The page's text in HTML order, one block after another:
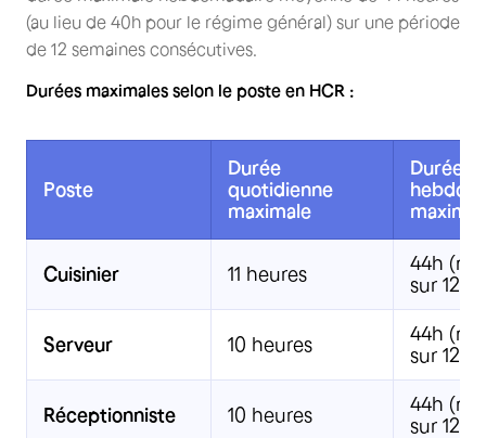
(au lieu de 40h pour le régime général) sur une période
de 12 semaines consécutives.
Durées maximales selon le poste en HCR :
Poste
Durée
quotidienne
maximale
Durée
Cuisinier 11 heures
44h
sur 12
Serveur 10 heures
44h
sur 12
Réceptionniste 10 heures
44h
sur 12